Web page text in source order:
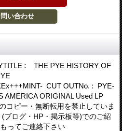
: THE PYE HISTORY OF
CUT OUTNo. : PYE-
ORIGINAL Used LP
コピー・無断転用を禁止していま
ブログ・HP・掲示板等)でのご紹
ってご連絡下さい